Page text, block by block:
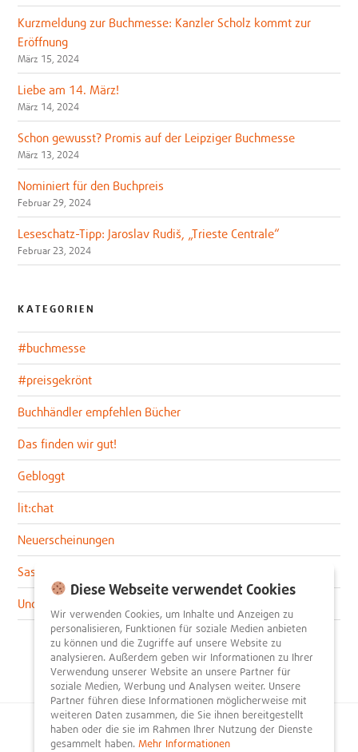
Kurzmeldung zur Buchmesse: Kanzler Scholz kommt zur
Eröffnung
März 15, 2024
Liebe am 14. März!
März 14, 2024
Schon gewusst? Promis auf der Leipziger Buchmesse
März 13, 2024
Nominiert für den Buchpreis
Februar 29, 2024
Leseschatz-Tipp: Jaroslav Rudiš, „Trieste Centrale“
Februar 23, 2024
KATEGORIEN
#buchmesse
#preisgekrönt
Buchhändler empfehlen Bücher
Das finden wir gut!
Gebloggt
lit:chat
Neuerscheinungen
Sascha im lit:blog
Uncategorized
© 2026litnity – Bücher entdecken und empfehlen.
Diese Webseite verwendet Cookies
Wir verwenden Cookies, um Inhalte und Anzeigen zu
personalisieren, Funktionen für soziale Medien anbieten
zu können und die Zugriffe auf unsere Website zu
analysieren. Außerdem geben wir Informationen zu Ihrer
Verwendung unserer Website an unsere Partner für
soziale Medien, Werbung und Analysen weiter. Unsere
Partner führen diese Informationen möglicherweise mit
weiteren Daten zusammen, die Sie ihnen bereitgestellt
haben oder die sie im Rahmen Ihrer Nutzung der Dienste
gesammelt haben. Mehr Informationen